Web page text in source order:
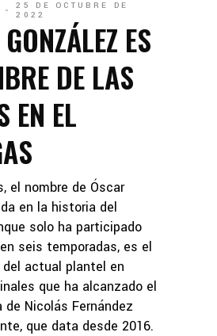
25 DE OCTUBRE DE
2022
ES
DE LAS
EN EL
el nombre de Óscar
en la historia del
solo ha participado
seis temporadas, es el
del actual plantel en
que ha alcanzado el
de Nicolás Fernández
que data desde 2016.